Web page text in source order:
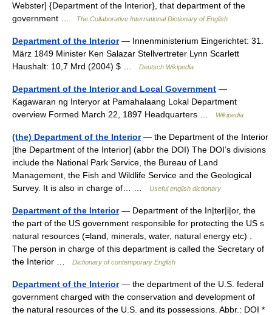
Webster] {Department of the Interior}, that department of the
government …
The Collaborative International Dictionary of English
Department of the Interior— Innenministerium Eingerichtet: 31.
März 1849 Minister Ken Salazar Stellvertreter Lynn Scarlett
Haushalt: 10,7 Mrd (2004) $ …
Deutsch Wikipedia
Department of the Interior and Local Government —
Kagawaran ng Interyor at Pamahalaang Lokal Department
overview Formed March 22, 1897 Headquarters …
Wikipedia
(the) Department of the Interior— the Department of the Interior
[the Department of the Interior] (abbr the DOI) The DOI’s divisions
include the National Park Service, the Bureau of Land
Management, the Fish and Wildlife Service and the Geological
Survey. It is also in charge of… …
Useful english dictionary
Department of the Interior— Department of the In|ter|i|or, the
the part of the US government responsible for protecting the US s
natural resources (=land, minerals, water, natural energy etc) .
The person in charge of this department is called the Secretary of
the Interior …
Dictionary of contemporary English
Department of the Interior— the department of the U.S. federal
government charged with the conservation and development of
the natural resources of the U.S. and its possessions. Abbr.: DOI *